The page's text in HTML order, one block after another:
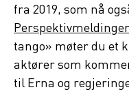
fra 2019, som nå
tango» møter du et
aktører som
til Erna og